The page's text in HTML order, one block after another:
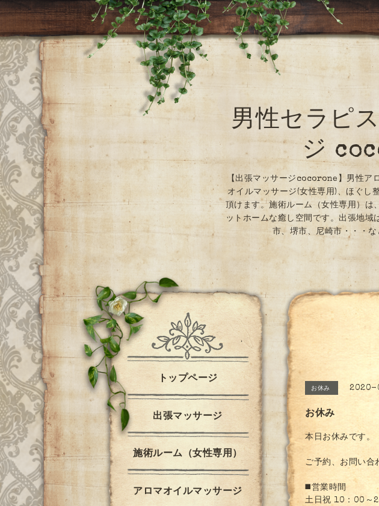
男性セラピ
ジ
【出張マッサージcocorone】男性ア
オイルマッサージ(女性専用)、ほぐし
頂けます。施術ルーム（女性専用）は
ットホームな癒し空間です。出張地
市、堺市、尼崎市・・・
お休み 2020-
お休み
本日お休みです。
ご予約、お問い合
◼️営業時間
土日祝 10：00～
トップページ
出張マッサージ
施術ルーム（女性専用）
アロマオイルマッサージ